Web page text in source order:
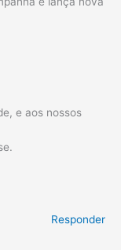
e aos nossos
Responder